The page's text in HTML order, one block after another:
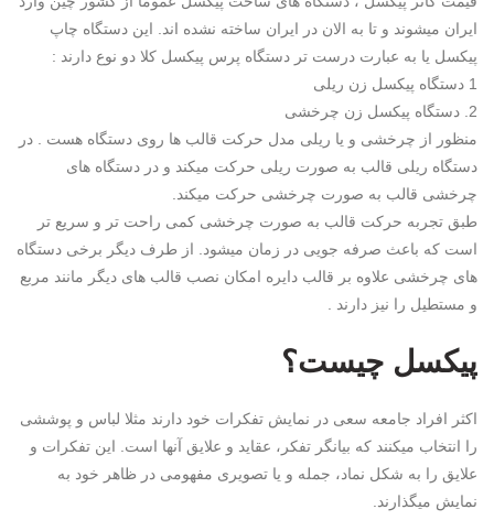
ایران میشوند و تا به الان در ایران ساخته نشده اند. این دستگاه چاپ
پیکسل یا به عبارت درست تر دستگاه پرس پیکسل کلا دو نوع دارند :
1 دستگاه پیکسل زن ریلی
2. دستگاه پیکسل زن چرخشی
منظور از چرخشی و یا ریلی مدل حرکت قالب ها روی دستگاه هست . در
دستگاه ریلی قالب به صورت ریلی حرکت میکند و در دستگاه های
چرخشی قالب به صورت چرخشی حرکت میکند.
طبق تجربه حرکت قالب به صورت چرخشی کمی راحت تر و سریع تر
است که باعث صرفه جویی در زمان میشود. از طرف دیگر برخی دستگاه
های چرخشی علاوه بر قالب دایره امکان نصب قالب های دیگر مانند مربع
و مستطیل را نیز دارند .
پیکسل چیست؟
اکثر افراد جامعه سعی در نمایش تفکرات خود دارند مثلا لباس و پوششی
را انتخاب میکنند که بیانگر تفکر، عقاید و علایق آنها است. این تفکرات و
علایق را به شکل نماد، جمله و یا تصویری مفهومی در ظاهر خود به
نمایش میگذارند.